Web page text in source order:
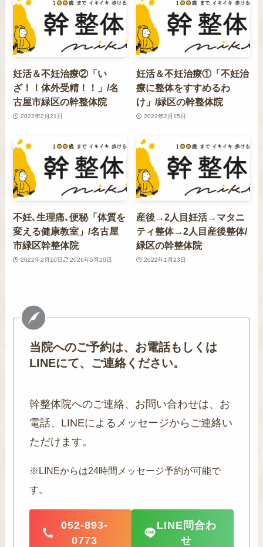
妊活＆不妊治療②「い
ざ！！体外受精！！」/名
古屋市緑区の幹整体院
2022年2月21日
妊活＆不妊治療①「不妊治
療に整体をすすめるわ
け」/緑区の幹整体院
2022年2月15日
不妊､生理痛､便秘「体質を
変える健康教室」/名古屋
市緑区幹整体院
2022年2月10日 2026年5月20日
産後→2人目妊活→マタニ
ティ整体→2人目産後整体/
緑区の幹整体院
2022年1月23日
当院へのご予約は、お電話もしくは
LINEにて、ご連絡ください。
幹整体院へのご連絡、お問い合わせは、お
電話、LINEによるメッセージからご連絡い
ただけます。
※LINEからは24時間メッセージ予約が可能で
す。
052-893-
0773
LINE問合わ
せ